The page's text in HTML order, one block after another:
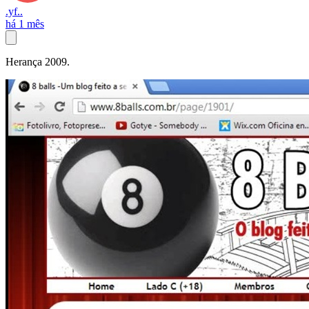
.yf..
há 1 mês
Herança 2009.